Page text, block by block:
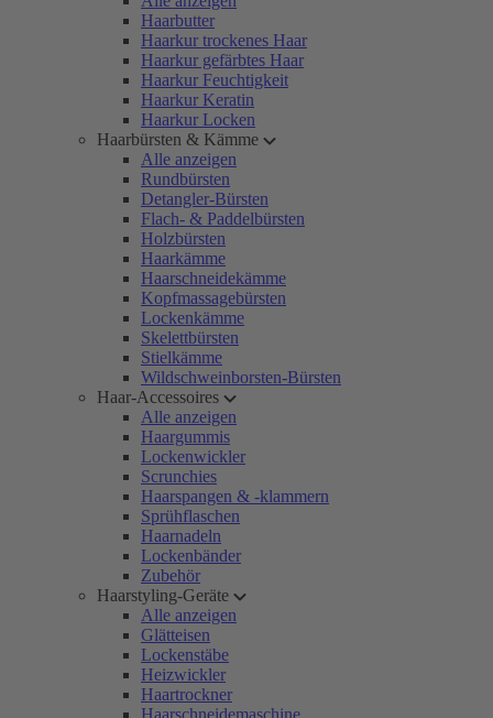
Haarbutter
Haarkur trockenes Haar
Haarkur gefärbtes Haar
Haarkur Feuchtigkeit
Haarkur Keratin
Haarkur Locken
Haarbürsten & Kämme
Alle anzeigen
Rundbürsten
Detangler-Bürsten
Flach- & Paddelbürsten
Holzbürsten
Haarkämme
Haarschneidekämme
Kopfmassagebürsten
Lockenkämme
Skelettbürsten
Stielkämme
Wildschweinborsten-Bürsten
Haar-Accessoires
Alle anzeigen
Haargummis
Lockenwickler
Scrunchies
Haarspangen & -klammern
Sprühflaschen
Haarnadeln
Lockenbänder
Zubehör
Haarstyling-Geräte
Alle anzeigen
Glätteisen
Lockenstäbe
Heizwickler
Haartrockner
Haarschneidemaschine